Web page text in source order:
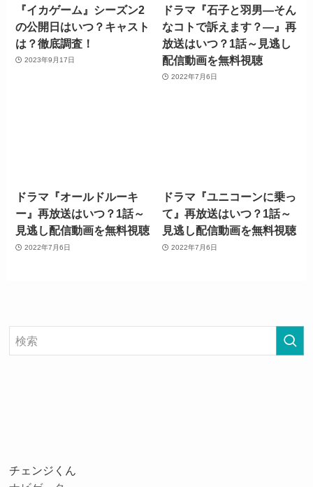
『イカゲーム』シーズン2
の公開日はいつ？キャスト
は？徹底調査！
2023年9月17日
ドラマ『石子と羽男―そん
なコトで訴えます？―』再
放送はいつ？1話～見逃し
配信動画を無料視聴
2022年7月6日
ドラマ『オールドルーキ
ー』再放送はいつ？1話～
見逃し配信動画を無料視聴
2022年7月6日
ドラマ『ユニコーンに乗っ
て』再放送はいつ？1話～
見逃し配信動画を無料視聴
2022年7月6日
チェンジくん